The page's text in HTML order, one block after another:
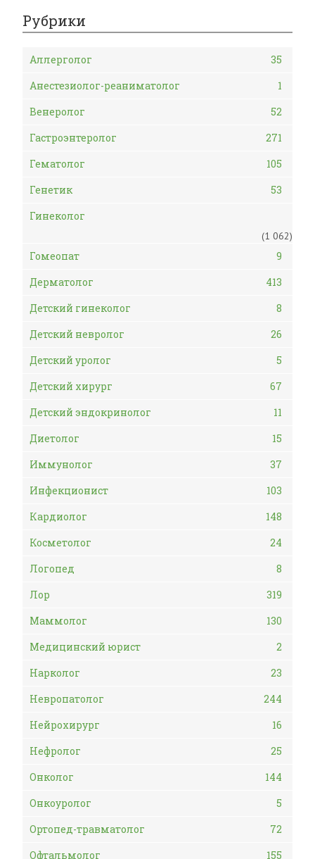
Рубрики
Аллерголог
35
Анестезиолог-реаниматолог
1
Венеролог
52
Гастроэнтеролог
271
Гематолог
105
Генетик
53
Гинеколог
(1 062)
Гомеопат
9
Дерматолог
413
Детский гинеколог
8
Детский невролог
26
Детский уролог
5
Детский хирург
67
Детский эндокринолог
11
Диетолог
15
Иммунолог
37
Инфекционист
103
Кардиолог
148
Косметолог
24
Логопед
8
Лор
319
Маммолог
130
Медицинский юрист
2
Нарколог
23
Невропатолог
244
Нейрохирург
16
Нефролог
25
Онколог
144
Онкоуролог
5
Ортопед-травматолог
72
Офтальмолог
155